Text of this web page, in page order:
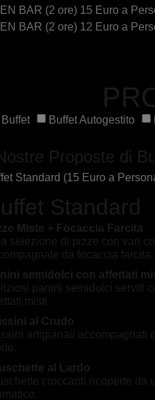
BAR (2 ore) 15 Euro a
BAR (2 ore) 12 Euro a
Buffet Autogestito
Proposte di
Standard (15 Euro a
Standard
Miste + Focaccia Farcita
selezione di pizze con vari
da focaccia farcita.
semidolci con affettati
panini semidolci serviti
misti.
al Crudo
artigianali accompagnati
al Lardo
croccanti ricoperte da